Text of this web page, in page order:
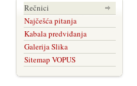
Rečnici
Najčešća pitanja
Kabala predviđanja
Galerija Slika
Sitemap VOPUS